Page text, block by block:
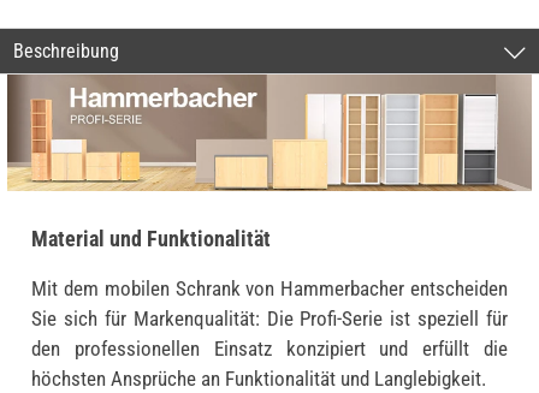
Beschreibung
Material und Funktionalität
Mit dem mobilen Schrank von Hammerbacher entscheiden
Sie sich für Markenqualität: Die Profi-Serie ist speziell für
den professionellen Einsatz konzipiert und erfüllt die
höchsten Ansprüche an Funktionalität und Langlebigkeit.